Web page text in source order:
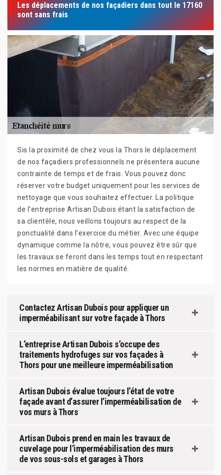
Les déplacements de nos façadiers dans tout le 17160
sont sans frais
Sis la proximité de chez vous la Thors le déplacement
de nos façadiers professionnels ne présentera aucune
contrainte de temps et de frais. Vous pouvez donc
réserver votre budget uniquement pour les services de
nettoyage que vous souhaitez effectuer. La politique
de l’entreprise Artisan Dubois étant la satisfaction de
sa clientèle, nous veillons toujours au respect de la
ponctualité dans l’exercice du métier. Avec une équipe
dynamique comme la nôtre, vous pouvez être sûr que
les travaux se feront dans les temps tout en respectant
les normes en matière de qualité.
Contactez Artisan Dubois pour appliquer un
imperméabilisant sur votre façade à Thors
L’entreprise Artisan Dubois s’occupe des
traitements hydrofuges sur vos façades à
Thors pour une meilleure imperméabilisation
Artisan Dubois évalue toujours l’état de votre
façade avant d’assurer l’imperméabilisation de
vos murs à Thors
Artisan Dubois prend en main les travaux de
cuvelage pour l’imperméabilisation des murs
de vos sous-sols et garages à Thors